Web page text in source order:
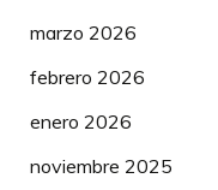
marzo 2026
febrero 2026
enero 2026
noviembre 2025